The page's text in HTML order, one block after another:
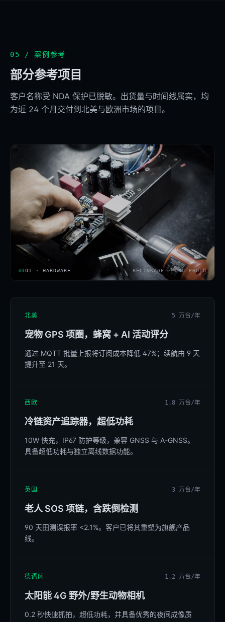
05 / 案例参考
部分参考项目
客户名称受 NDA 保护已脱敏。出货量与时间线属实，均
为近 24 个月交付到北美与欧洲市场的项目。
IOT · HARDWARE BELINKAGE · DOC-PHOTO
北美 5 万台/年
宠物 GPS 项圈，蜂窝 + AI 活动评分
通过 MQTT 批量上报将订阅成本降低 47%；续航由 9 天
提升至 21 天。
西欧 1.8 万台/年
冷链资产追踪器，超低功耗
10W 快充，IP67 防护等级，兼容 GNSS 与 A-GNSS。
具备超低功耗与独立离线数据功能。
英国 3 万台/年
老人 SOS 项链，含跌倒检测
90 天田测误报率 <2.1%。客户已将其重塑为旗舰产品
线。
德语区 1.2 万台/年
太阳能 4G 野外/野生动物相机
0.2 秒快速抓拍，超低功耗，并具备优秀的夜间成像质